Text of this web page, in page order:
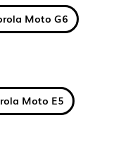
Moto G6
Moto E5